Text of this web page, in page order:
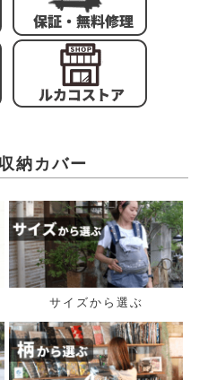
納カバー
サイズから選ぶ